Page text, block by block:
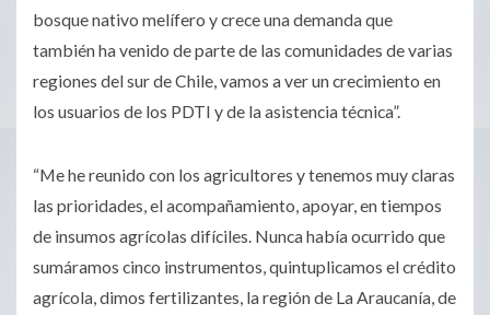
bosque nativo melífero y crece una demanda que
también ha venido de parte de las comunidades de varias
regiones del sur de Chile, vamos a ver un crecimiento en
los usuarios de los PDTI y de la asistencia técnica”.
“Me he reunido con los agricultores y tenemos muy claras
las prioridades, el acompañamiento, apoyar, en tiempos
de insumos agrícolas difíciles. Nunca había ocurrido que
sumáramos cinco instrumentos, quintuplicamos el crédito
agrícola, dimos fertilizantes, la región de La Araucanía, de